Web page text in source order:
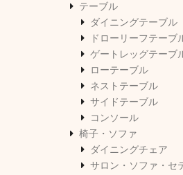
テーブル
ダイニングテーブル
ドローリーフテーブ
ゲートレッグテーブ
ローテーブル
ネストテーブル
サイドテーブル
コンソール
椅子・ソファ
ダイニングチェア
サロン・ソファ・セ